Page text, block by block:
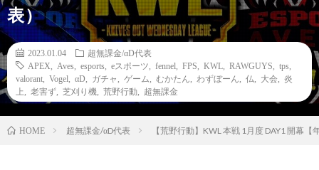
表）
2023.01.04
超無課金/αD代表
APEX
Aves esports eスポーツ fennel FPS KWL RAWGUYS tps
valorant
Vogel αD ガチャ ゲーム むかたん わずぼーん 仏 大会
炎
上
老害ず 芝刈り機 荒野行動 超無課金
HOME 超無課金/αD代表 【荒野行動】KWL 本戦 1月度 DAY1 開幕